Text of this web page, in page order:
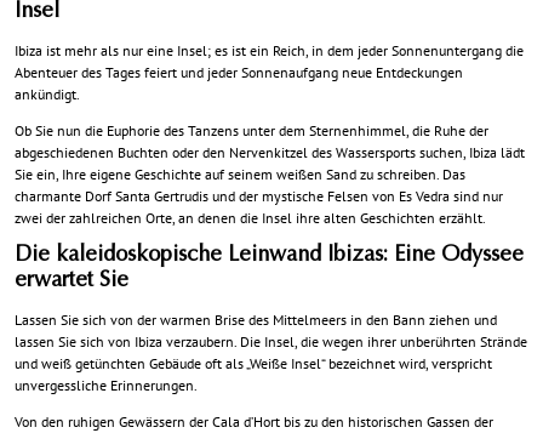
Insel
Ibiza ist mehr als nur eine Insel; es ist ein Reich, in dem jeder Sonnenuntergang die
Abenteuer des Tages feiert und jeder Sonnenaufgang neue Entdeckungen
ankündigt.
Ob Sie nun die Euphorie des Tanzens unter dem Sternenhimmel, die Ruhe der
abgeschiedenen Buchten oder den Nervenkitzel des Wassersports suchen, Ibiza lädt
Sie ein, Ihre eigene Geschichte auf seinem weißen Sand zu schreiben. Das
charmante Dorf Santa Gertrudis und der mystische Felsen von Es Vedra sind nur
zwei der zahlreichen Orte, an denen die Insel ihre alten Geschichten erzählt.
Die kaleidoskopische Leinwand Ibizas: Eine Odyssee
erwartet Sie
Lassen Sie sich von der warmen Brise des Mittelmeers in den Bann ziehen und
lassen Sie sich von Ibiza verzaubern. Die Insel, die wegen ihrer unberührten Strände
und weiß getünchten Gebäude oft als „Weiße Insel“ bezeichnet wird, verspricht
unvergessliche Erinnerungen.
Von den ruhigen Gewässern der Cala d’Hort bis zu den historischen Gassen der